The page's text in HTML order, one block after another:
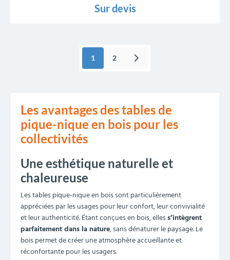
479,00 €HT